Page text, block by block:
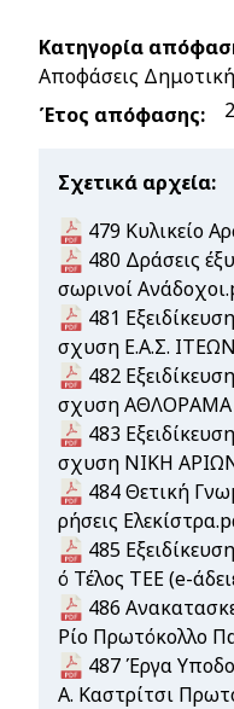
Κατηγορία
Αποφάσεις
Έτος απόφασης
Σχετικά αρχεία
Document
479 Κυλικείο
Document
480 Δράσεις
σωρινοί
Document
481
σχυση Ε.Α.Σ.
Document
482
σχυση ΑΘΛΟΡΑΜΑ
Document
483
σχυση ΝΙΚΗ
Document
484 Θετική
ρήσεις
Document
485
ό Τέλος ΤΕΕ (e-
Document
486
Ρίο Πρωτόκολλο
Document
487 Έργα
Α. Καστρίτσι